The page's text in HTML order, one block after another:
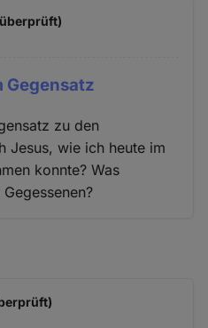
Gegensatz
zu den
Jesus, wie ich heute im
konnte? Was